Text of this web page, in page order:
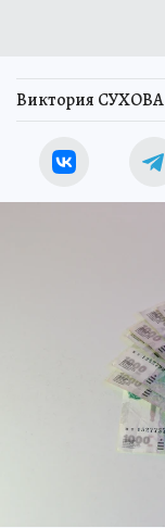
Виктория СУХОВА